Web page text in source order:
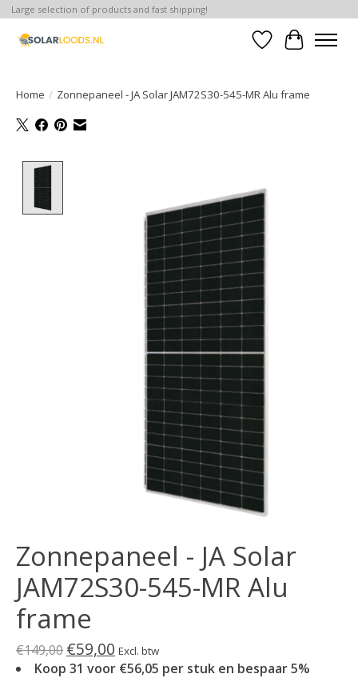
Large selection of products and fast shipping!
Verlanglijst
Home / Zonnepaneel - JA Solar JAM72S30-545-MR Alu frame
Zonnepaneel - JA Solar
JAM72S30-545-MR Alu
frame
€149,00 €59,00 Excl. btw
Koop 31 voor €56,05 per stuk en bespaar 5%